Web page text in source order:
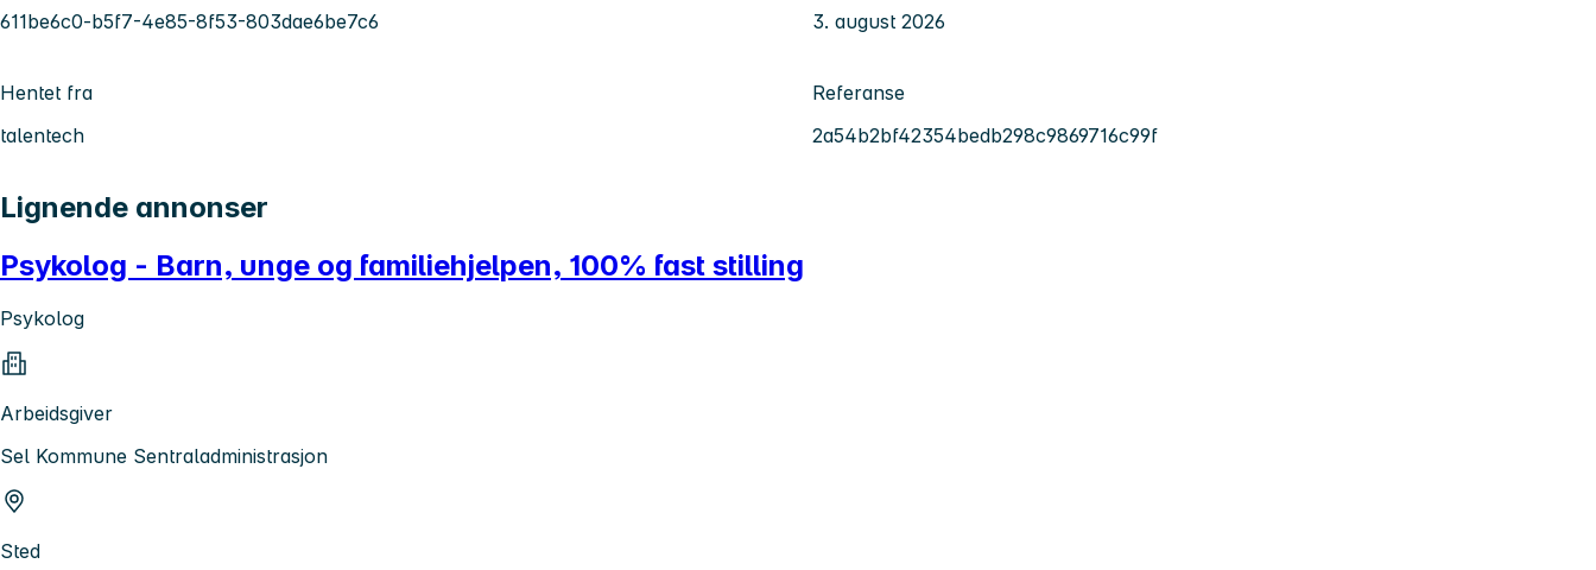
611be6c0-b5f7-4e85-8f53-803dae6be7c6
3. august 2026
Hentet fra
talentech
Referanse
2a54b2bf42354bedb298c9869716c99f
Lignende annonser
Psykolog - Barn, unge og familiehjelpen, 100% fast stilling
Psykolog
Arbeidsgiver
Sel Kommune Sentraladministrasjon
Sted